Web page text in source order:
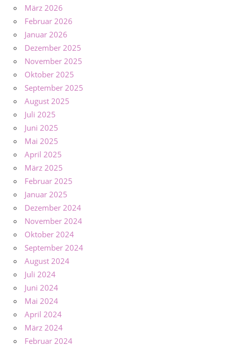
März 2026
Februar 2026
Januar 2026
Dezember 2025
November 2025
Oktober 2025
September 2025
August 2025
Juli 2025
Juni 2025
Mai 2025
April 2025
März 2025
Februar 2025
Januar 2025
Dezember 2024
November 2024
Oktober 2024
September 2024
August 2024
Juli 2024
Juni 2024
Mai 2024
April 2024
März 2024
Februar 2024